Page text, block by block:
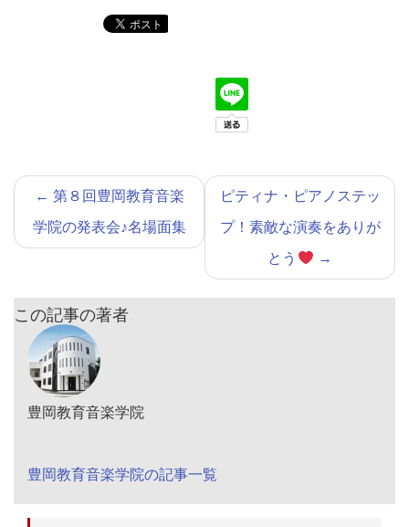
← 第８回豊岡教育音楽
学院の発表会♪名場面集
ピティナ・ピアノステッ
プ！素敵な演奏をありが
とう
→
この記事の著者
豊岡教育音楽学院
豊岡教育音楽学院の記事一覧